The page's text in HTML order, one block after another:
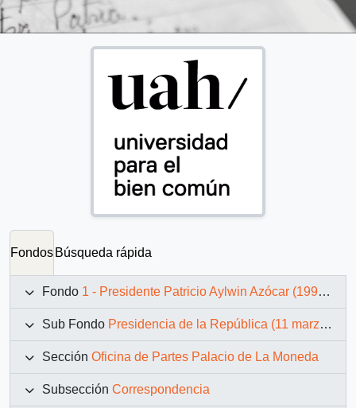
Fondos Búsqueda rápida
Fondo 1 - Presidente Patricio Aylwin Azócar (1990-1994)
Sub Fondo Presidencia de la República (11 marzo 1990 – 11 marzo 1994)
Sección Oficina de Partes Palacio de La Moneda
Subsección Correspondencia